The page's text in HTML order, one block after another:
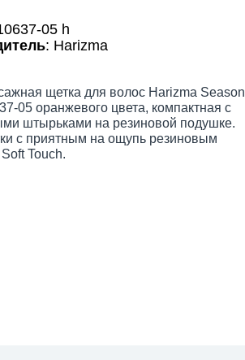
05 h
: Harizma
щетка для волос Harizma Season
05 оранжевого цвета, компактная с
штырьками на резиновой подушке.
с приятным на ощупь резиновым
Touch.